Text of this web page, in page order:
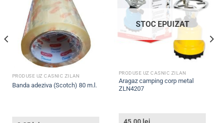
PRODUSE UZ CASNIC ZILAN
Banda adeziva (Scotch) 80 m.l.
STOC EPUIZAT
PRODUSE UZ CASNIC ZILAN
Aragaz camping corp metal
ZLN4207